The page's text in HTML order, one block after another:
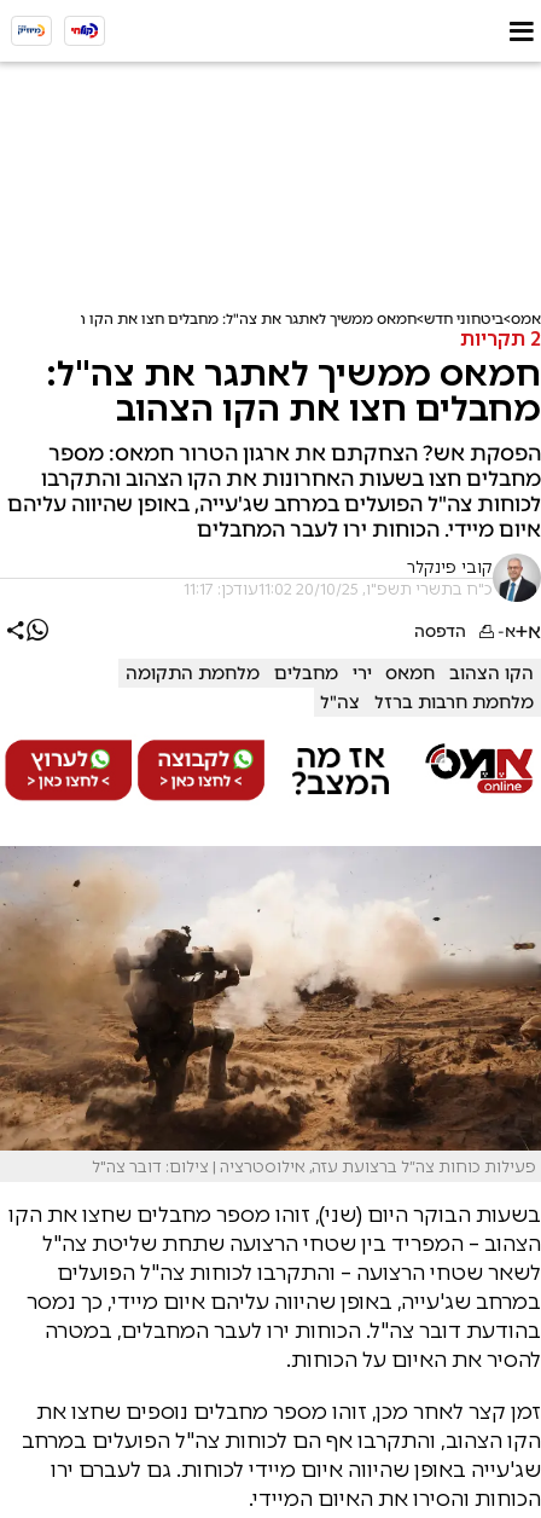
אמס ביטחוני חדש חמאס ממשיך לאתגר את צה"ל: מחבלים חצו את הקו הצהוב
2 תקריות
חמאס ממשיך לאתגר את צה"ל:
מחבלים חצו את הקו הצהוב
הפסקת אש? הצחקתם את ארגון הטרור חמאס: מספר
מחבלים חצו בשעות האחרונות את הקו הצהוב והתקרבו
לכוחות צה"ל הפועלים במרחב שג'עייה, באופן שהיווה עליהם
איום מיידי. הכוחות ירו לעבר המחבלים
קובי פינקלר
כ"ח בתשרי תשפ"ו, 20/10/25 11:02 עודכן: 11:17
א+א- הדפסה
הקו הצהוב חמאס ירי מחבלים
מלחמת התקומה
מלחמת חרבות ברזל
צה"ל
פעילות כוחות צה״ל ברצועת עזה, אילוסטרציה | צילום: דובר צה"ל
בשעות הבוקר היום (שני), זוהו מספר מחבלים שחצו את הקו
הצהוב – המפריד בין שטחי הרצועה שתחת שליטת צה"ל
לשאר שטחי הרצועה – והתקרבו לכוחות צה"ל הפועלים
במרחב שג'עייה, באופן שהיווה עליהם איום מיידי, כך נמסר
בהודעת דובר צה"ל. הכוחות ירו לעבר המחבלים, במטרה
להסיר את האיום על הכוחות.
זמן קצר לאחר מכן, זוהו מספר מחבלים נוספים שחצו את
הקו הצהוב, והתקרבו אף הם לכוחות צה"ל הפועלים במרחב
שג'עייה באופן שהיווה איום מיידי לכוחות. גם לעברם ירו
הכוחות והסירו את האיום המיידי.